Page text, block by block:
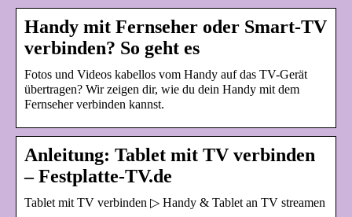
Handy mit Fernseher oder Smart-TV
verbinden? So geht es
Fotos und Videos kabellos vom Handy auf das TV-Gerät
übertragen? Wir zeigen dir, wie du dein Handy mit dem
Fernseher verbinden kannst.
Anleitung: Tablet mit TV verbinden
– Festplatte-TV.de
Tablet mit TV verbinden ▷ Handy & Tablet an TV streamen